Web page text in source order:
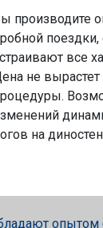
производите
поездки,
все
не вырастет
на
опытом